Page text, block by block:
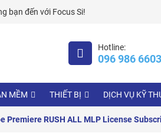
bạn đến với Focus Si!
Hotline:
096 986 6603
MỀM THIẾT BỊ DỊCH VỤ KỸ
Premiere RUSH ALL MLP License